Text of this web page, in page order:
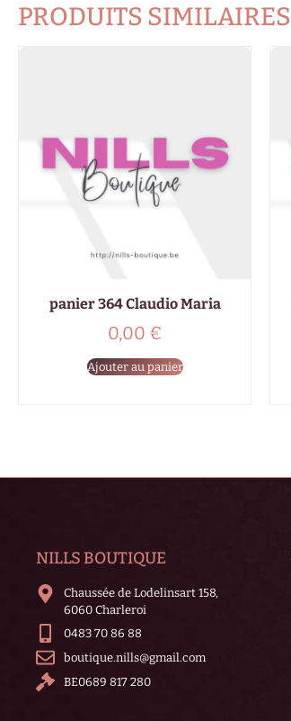
PRODUITS SIMILAIRES
panier 364 Claudio Maria
0,00 €
Ajouter au panier
NILLS BOUTIQUE
Chaussée de Lodelinsart 158,
6060 Charleroi
0483 70 86 88
boutique.nills@gmail.com
BE0689 817 280